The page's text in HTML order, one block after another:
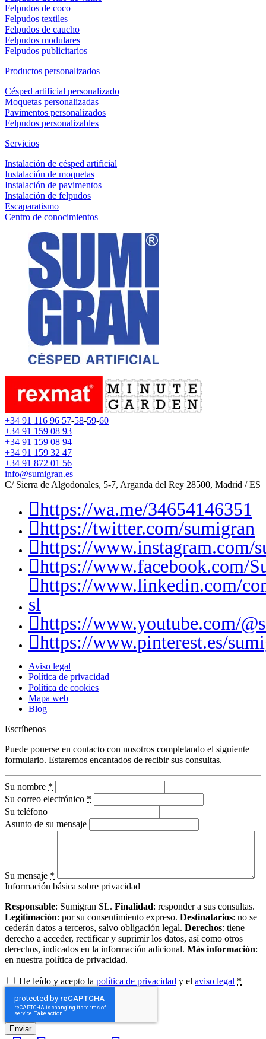
Felpudos de coco
Felpudos textiles
Felpudos de caucho
Felpudos modulares
Felpudos publicitarios
Productos personalizados
Césped artificial personalizado
Moquetas personalizadas
Pavimentos personalizados
Felpudos personalizables
Servicios
Instalación de césped artificial
Instalación de moquetas
Instalación de pavimentos
Instalación de felpudos
Escaparatismo
Centro de conocimientos
+34 91 116 96 57-58-59-60
+34 91 159 08 93
+34 91 159 08 94
+34 91 159 32 47
+34 91 872 01 56
info@sumigran.es
C/ Sierra de Algodonales, 5-7, Arganda del Rey 28500, Madrid / ES
https://wa.me/34654146351
https://twitter.com/sumigran
https://www.instagram.com/
https://www.facebook.com/
https://www.linkedin.com/
sl
https://www.youtube.com/
https://www.pinterest.es/
Aviso legal
Política de privacidad
Política de cookies
Mapa web
Blog
Escríbenos
Puede ponerse en contacto con nosotros completando el siguiente
formulario. Estaremos encantados de recibir sus consultas.
Su nombre *
Su correo electrónico *
Su teléfono
Asunto de su mensaje
Su mensaje *
Información básica sobre privacidad
Responsable: Sumigran SL. Finalidad: responder a sus consultas.
Legitimación: por su consentimiento expreso. Destinatarios: no se
cederán datos a terceros, salvo obligación legal. Derechos: tiene
derecho a acceder, rectificar y suprimir los datos, así como otros
derechos, indicados en la información adicional. Más información:
en nuestra política de privacidad.
He leído y acepto la política de privacidad y el aviso legal *
Enviar